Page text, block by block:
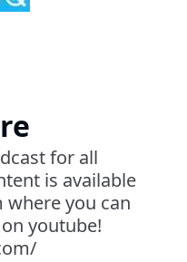
for all
is available
you can
youtube!